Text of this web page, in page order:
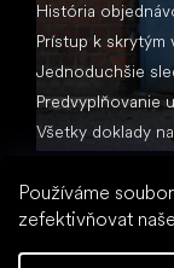
Používáme
zefektivňovat
História
Prístup k skrytým
Jednoduchšie
Predvyplňovanie
Všetky doklady